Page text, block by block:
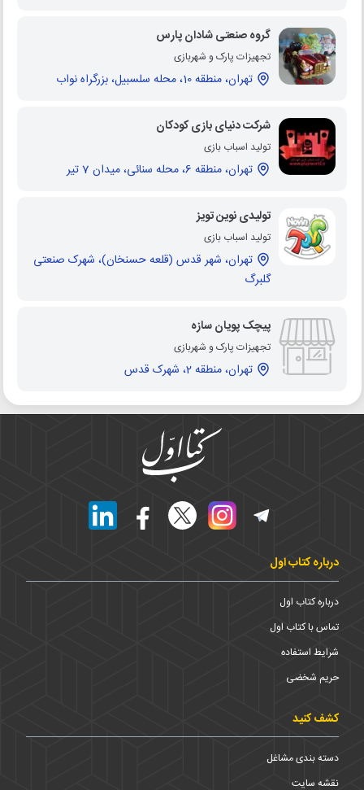
گروه صنعتی شادان پارس
تجهیزات پارک و شهربازی
تهران، منطقه 10، محله سلسبیل، بزرگراه نواب
شرکت دنیای بازی کودکان
تولید اسباب بازی
تهران، منطقه 6، محله سنائی، میدان 7 تیر
تولیدی نوین تویز
تولید اسباب بازی
تهران، شهر قدس (قلعه حسنخان)، شهرک صنعتی
گلبرگ
پیچک پویان سازه
تجهیزات پارک و شهربازی
تهران، منطقه 2، شهرک قدس
درباره کتاب اول
درباره کتاب اول
تماس با کتاب اول
شرایط استفاده
حریم شخضی
کشف کنید
دسته بندی مشاغل
نقشه سایت